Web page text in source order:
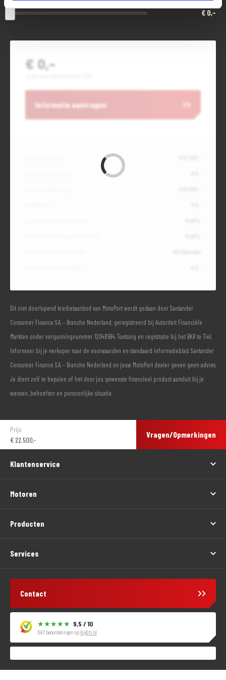
€ 0,-
€ 0,-
Informatie aanvragen
Dit niet doorlopend kredietaanbod van MotoPort wordt gedaan door Santander
Consumer Finance S.A. – Branche Nederland, geregistreerd bij Autoriteit Financiële
Markten onder vergunningnummer 12048594. Toetsing en registratie bij het BKR te Tiel.
Informeer bij je verkoper naar de voorwaarden en standaard informatieblad. Santander
Consumer Finance S.A. – Branche Nederland en jouw MotoPort dealer geven geen advies.
Je dient zelf te bepalen of het door jou gewenste financieel product aansluit bij je
wensen, behoeften en persoonlijke situatie.
Prijs
€ 22.500,-
Vragen/Opmerkingen
Klantenservice
Motoren
Producten
Services
Contact
9,5 / 10
3417 beoordelingen op KiyOh.nl